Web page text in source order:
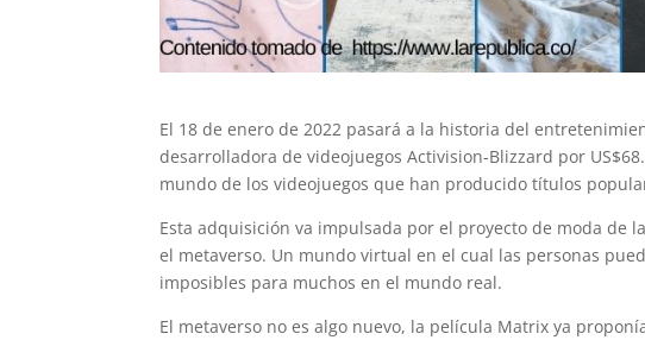
El 18 de enero de 2022 pasará a la historia del
desarrolladora de videojuegos Activision-Blizzard por
mundo de los videojuegos que han producido títulos
Esta adquisición va impulsada por el proyecto de moda de
el metaverso. Un mundo virtual en el cual las personas
imposibles para muchos en el mundo real.
El metaverso no es algo nuevo, la película Matrix ya